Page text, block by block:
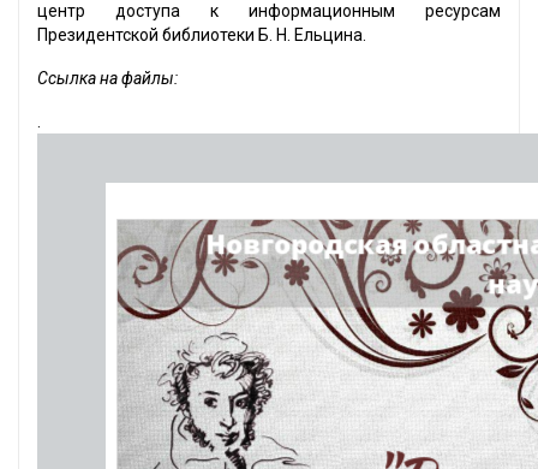
центр доступа к информационным ресурсам
Президентской библиотеки Б. Н. Ельцина.
Ссылка на файлы:
.